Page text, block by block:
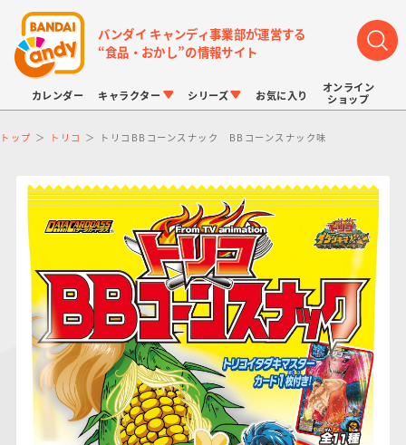
バンダイ キャンディ事業部が運営する
“食品・おかし”の情報サイト
カレンダー キャラクター
LINK TRAVELERS
仮面ライダーシリー
ズ
プリキュアシリーズ
ガンダムシリーズ
ドラゴンボール
アンパンマン
シリーズ
チョコボックス
キャラパキ
チョコサプ
にふぉるめーしょん
＆スクエアシール
ポケモンキッズ
ポケモンスケールワ
ールド
お気に入り
オンライン
ショップ
トップ トリコ トリコBBコーンスナック BBコーンスナック味